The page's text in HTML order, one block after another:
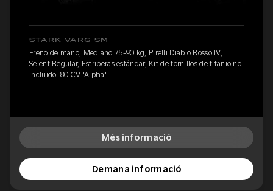
STARK VARG SM
Freno de mano, Mediano 75-90 kg, Pirelli Diablo Rosso IV,
Seient Regular, Estriberas estándar, Kit de tornillos de titanio no
incluido, 80 CV 'Alpha'
Més informació
Demana informació